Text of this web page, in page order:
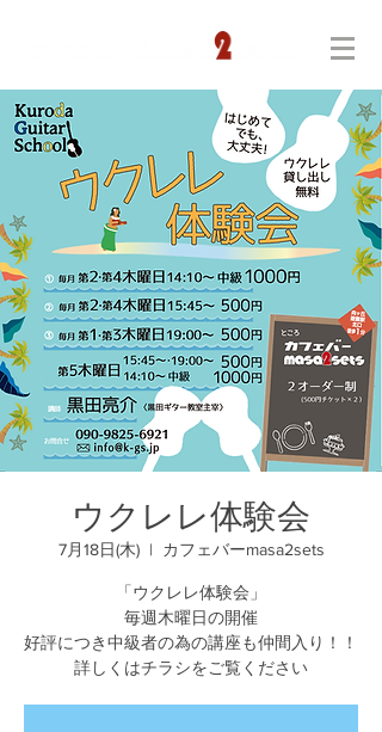
ウクレレ体験会
7月18日(木)
  |
カフェバーmasa2sets
「ウクレレ体験会」
毎週木曜日の開催
好評につき中級者の為の講座も仲間入り！！
詳しくはチラシをご覧ください